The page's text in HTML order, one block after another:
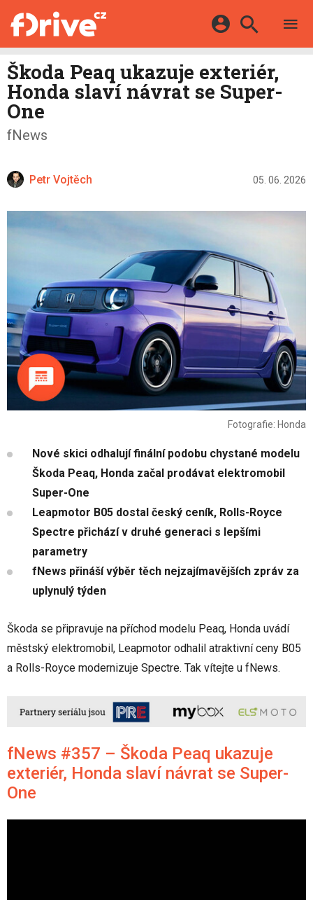
KATALOG
MAPA STANIC
HYBRIDY
E-MOTORSPORT
OSTATNÍ
SERIÁLY
Facebook Google
Škoda Peaq ukazuje exteriér,
Honda slaví návrat se Super-
One
fNews
Petr Vojtěch 05. 06. 2026
Fotografie: Honda
Nové skici odhalují finální podobu chystané modelu
Škoda Peaq, Honda začal prodávat elektromobil
Super-One
Leapmotor B05 dostal český ceník, Rolls-Royce
Spectre přichází v druhé generaci s lepšími
parametry
fNews přináší výběr těch nejzajímavějších zpráv za
uplynulý týden
Škoda se připravuje na příchod modelu Peaq, Honda uvádí
městský elektromobil, Leapmotor odhalil atraktivní ceny B05
a Rolls-Royce modernizuje Spectre. Tak vítejte u fNews.
fNews #357 – Škoda Peaq ukazuje
exteriér, Honda slaví návrat se Super-
One